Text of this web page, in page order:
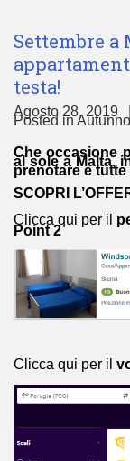
Settembre a
testa!
Agosto 28, 2019
Posted inAutunno
Che occasione
al sole a Malta,
prenotare e
SCOPRI
Clicca qui per il
Point 2
Clicca qui per il